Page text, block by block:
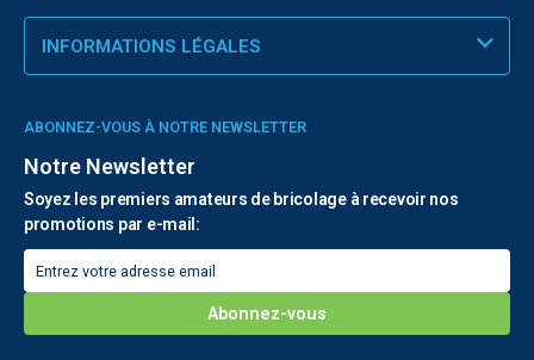
INFORMATIONS LÉGALES
ABONNEZ-VOUS À NOTRE NEWSLETTER
Notre Newsletter
Soyez les premiers amateurs de bricolage à recevoir nos
promotions par e-mail: